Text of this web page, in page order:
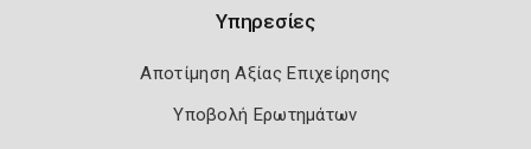
Υπηρεσίες
Αποτίμηση Αξίας Επιχείρησης
Υποβολή Ερωτημάτων